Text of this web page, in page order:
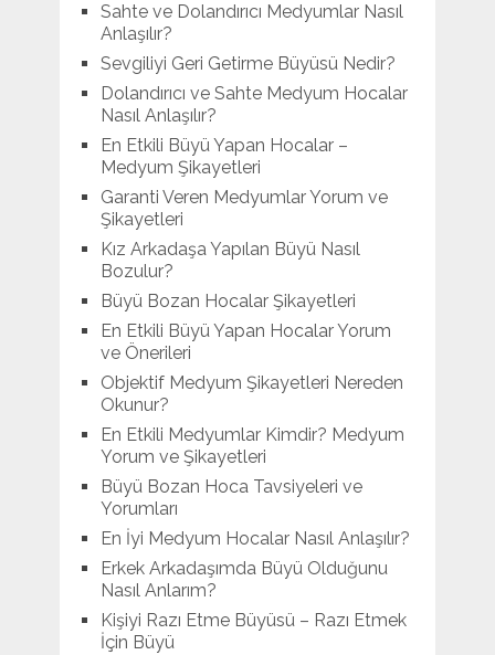
Sahte ve Dolandırıcı Medyumlar Nasıl
Anlaşılır?
Sevgiliyi Geri Getirme Büyüsü Nedir?
Dolandırıcı ve Sahte Medyum Hocalar
Nasıl Anlaşılır?
En Etkili Büyü Yapan Hocalar –
Medyum Şikayetleri
Garanti Veren Medyumlar Yorum ve
Şikayetleri
Kız Arkadaşa Yapılan Büyü Nasıl
Bozulur?
Büyü Bozan Hocalar Şikayetleri
En Etkili Büyü Yapan Hocalar Yorum
ve Önerileri
Objektif Medyum Şikayetleri Nereden
Okunur?
En Etkili Medyumlar Kimdir? Medyum
Yorum ve Şikayetleri
Büyü Bozan Hoca Tavsiyeleri ve
Yorumları
En İyi Medyum Hocalar Nasıl Anlaşılır?
Erkek Arkadaşımda Büyü Olduğunu
Nasıl Anlarım?
Kişiyi Razı Etme Büyüsü – Razı Etmek
İçin Büyü